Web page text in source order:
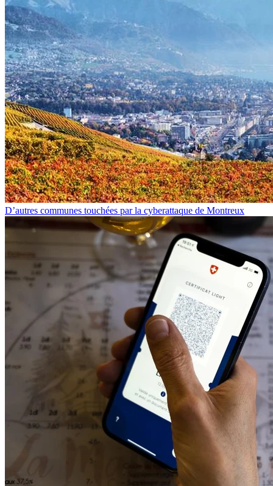
D’autres communes touchées par la cyberattaque de Montreux